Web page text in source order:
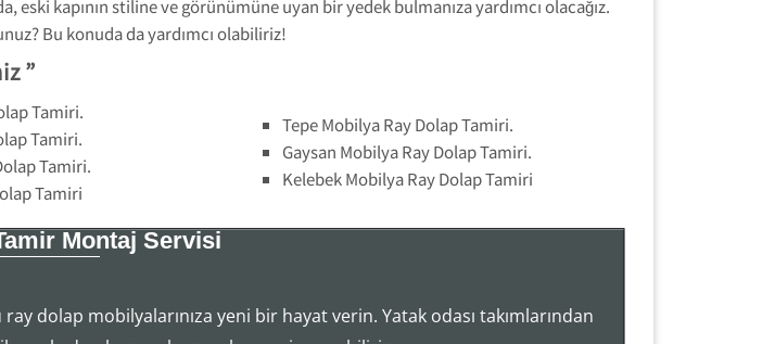
kapının stiline ve görünümüne uyan bir yedek bulmanıza yardımcı olacağız.
Bu konuda da yardımcı olabiliriz!
”
Tamiri.
Tamiri.
Tamiri.
Tamiri
Tepe Mobilya Ray Dolap Tamiri.
Gaysan Mobilya Ray Dolap Tamiri.
Kelebek Mobilya Ray Dolap Tamiri
Montaj Servisi
dolap mobilyalarınıza yeni bir hayat verin. Yatak odası takımlarından
((( 554 858 1312 )))